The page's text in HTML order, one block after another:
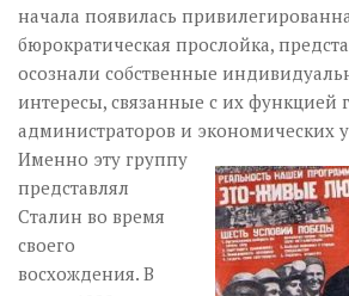
начала появилась
бюрократическая прослойка,
осознали собственные
интересы, связанные с их функцией
администраторов и экономических
Именно эту группу
представлял
Сталин во время
своего
восхождения. В